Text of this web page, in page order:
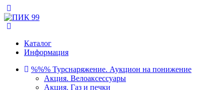
Каталог
Информация
%%% Турснаряжение. Аукцион на понижение
Акция. Велоаксессуары
Акция. Газ и печки